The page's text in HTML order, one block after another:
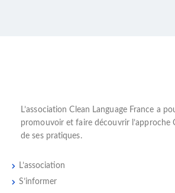
L’association Clean Language France a
promouvoir et faire découvrir l’approche
de ses pratiques.
L’association
S’informer